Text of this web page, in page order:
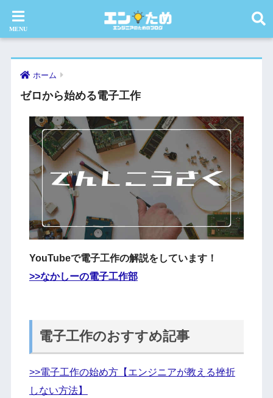
ホーム
ゼロから始める電子工作
YouTubeで電子工作の解説をしています！
>>なかしーの電子工作部
電子工作のおすすめ記事
>>電子工作の始め方【エンジニアが教える挫折
しない方法】